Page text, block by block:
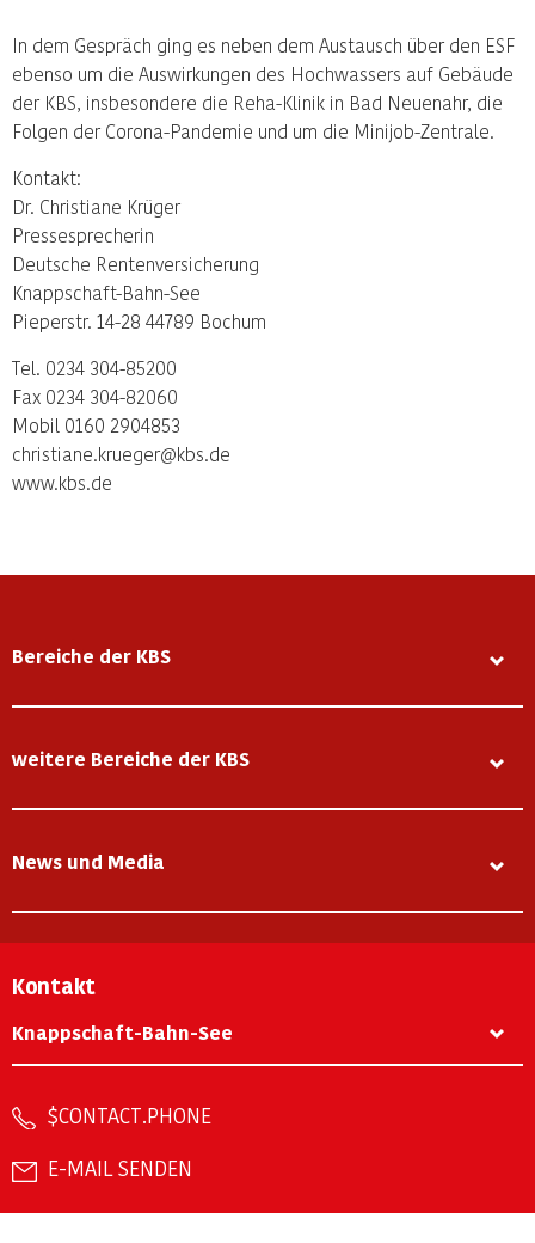
In dem Gespräch ging es neben dem Austausch über den ESF
ebenso um die Auswirkungen des Hochwassers auf Gebäude
der KBS, insbesondere die Reha-Klinik in Bad Neuenahr, die
Folgen der Corona-Pandemie und um die Minijob-Zentrale.
Kontakt:
Dr. Christiane Krüger
Pressesprecherin
Deutsche Rentenversicherung
Knappschaft-Bahn-See
Pieperstr. 14-28 44789 Bochum
Tel. 0234 304-85200
Fax 0234 304-82060
Mobil 0160 2904853
christiane.krueger@kbs.de
www.kbs.de
Bereiche der KBS
weitere Bereiche der KBS
News und Media
Kontakt
Knappschaft-Bahn-See
$CONTACT.PHONE
E-MAIL SENDEN